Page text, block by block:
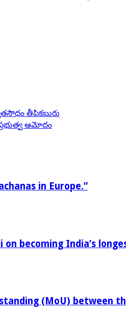
తీపికబురు
ఆమోదం
in Europe.”
becoming India’s
(MoU) between